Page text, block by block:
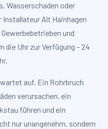
Wasserschaden oder
Alt Hainhagen
und
die Uhr zur Verfügung – 24
auf. Ein Rohrbruch
verursachen, ein
führen und ein
nur unangenehm, sondern